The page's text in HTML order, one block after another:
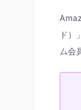
ド）
ム会